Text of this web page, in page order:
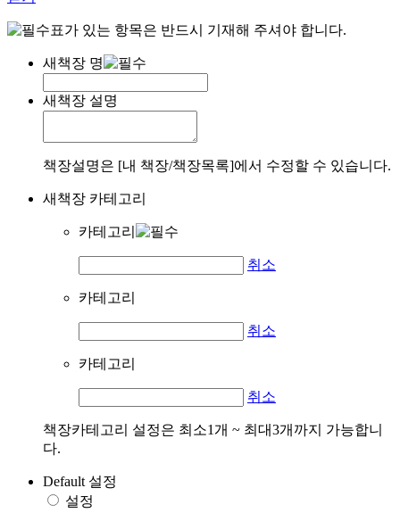
표가 있는 항목은 반드시 기재해 주셔야 합니다.
새책장 명
새책장 설명
책장설명은 [내 책장/책장목록]에서 수정할 수 있습니다.
새책장 카테고리
카테고리
취소
카테고리
취소
카테고리
취소
책장카테고리 설정은 최소1개 ~ 최대3개까지 가능합니
다.
Default 설정
설정